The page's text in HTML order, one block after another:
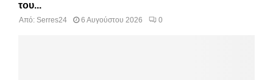
του...
Από: Serres24 6 Αυγούστου 2026 0